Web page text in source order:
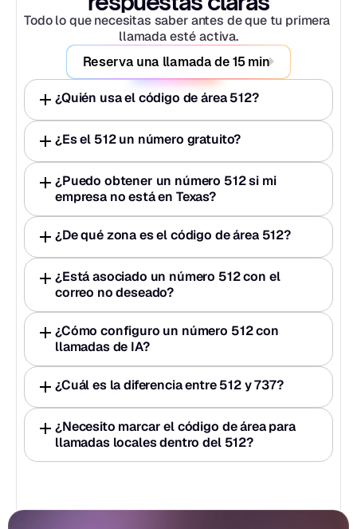
Todo lo que necesitas saber antes de que tu primera
llamada esté activa.
Reserva una llamada de 15 min
¿Quién usa el código de área 512?
¿Es el 512 un número gratuito?
¿Puedo obtener un número 512 si mi
empresa no está en Texas?
¿De qué zona es el código de área 512?
¿Está asociado un número 512 con el
correo no deseado?
¿Cómo configuro un número 512 con
llamadas de IA?
¿Cuál es la diferencia entre 512 y 737?
¿Necesito marcar el código de área para
llamadas locales dentro del 512?